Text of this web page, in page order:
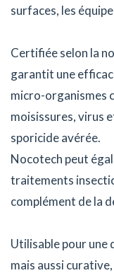
surfaces, les
Certifiée selon la
garantit une
micro-organismes
moisissures, virus
sporicide avérée.
Nocotech peut
traitements
complément de la
Utilisable pour
mais aussi